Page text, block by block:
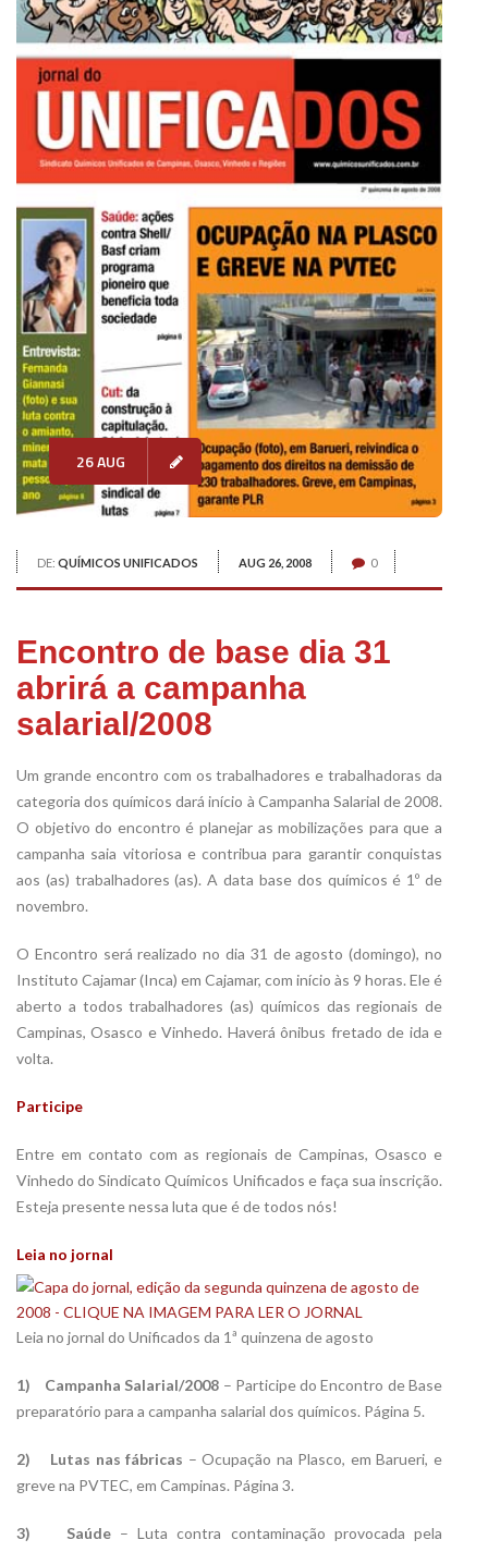
26 AUG
DE: QUÍMICOS UNIFICADOS AUG 26, 2008 0
Encontro de base dia 31
abrirá a campanha
salarial/2008
Um grande encontro com os trabalhadores e trabalhadoras da
categoria dos químicos dará início à Campanha Salarial de 2008.
O objetivo do encontro é planejar as mobilizações para que a
campanha saia vitoriosa e contribua para garantir conquistas
aos (as) trabalhadores (as). A data base dos químicos é 1º de
novembro.
O Encontro será realizado no dia 31 de agosto (domingo), no
Instituto Cajamar (Inca) em Cajamar, com início às 9 horas. Ele é
aberto a todos trabalhadores (as) químicos das regionais de
Campinas, Osasco e Vinhedo. Haverá ônibus fretado de ida e
volta.
Participe
Entre em contato com as regionais de Campinas, Osasco e
Vinhedo do Sindicato Químicos Unificados e faça sua inscrição.
Esteja presente nessa luta que é de todos nós!
Leia no jornal
Leia no jornal do Unificados da 1ª quinzena de agosto
1) Campanha Salarial/2008 – Participe do Encontro de Base
preparatório para a campanha salarial dos químicos. Página 5.
2) Lutas nas fábricas – Ocupação na Plasco, em Barueri, e
greve na PVTEC, em Campinas. Página 3.
3) Saúde– Luta contra contaminação provocada pela